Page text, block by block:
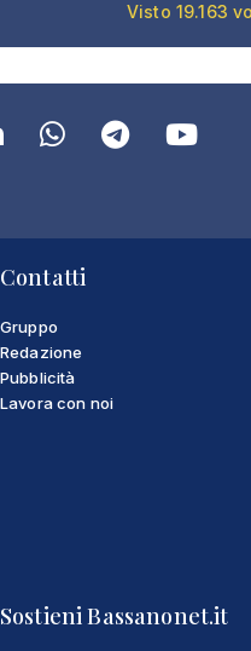
Visto 19.163
Contatti
Gruppo
Redazione
Pubblicità
Lavora con noi
Sostieni Bassanonet.it